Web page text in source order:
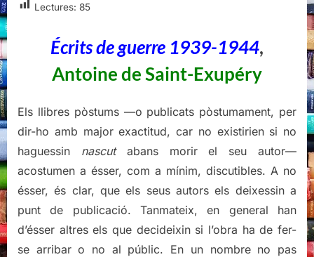
Saint-
Exupéry
Lectures: 85
Écrits de guerre 1939-1944,
Antoine de Saint-Exupéry
Els llibres pòstums —o publicats pòstumament, per
dir-ho amb major exactitud, car no existirien si no
haguessin nascutabans morir el seu autor—
acostumen a ésser, com a mínim, discutibles. A no
ésser, és clar, que els seus autors els deixessin a
punt de publicació. Tanmateix, en general han
d’ésser altres els que decideixin si l’obra ha de fer-
se arribar o no al públic. En un nombre no pas